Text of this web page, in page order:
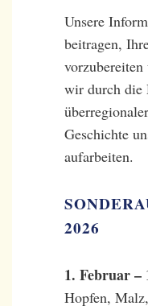
Unsere
beitragen,
wir durch die
Geschichte
aufarbeiten.
2026
1. Februar –
Hopfen,